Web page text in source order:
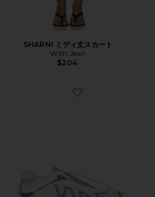
SHARNI ミディ丈スカート
With Jean
$204
Favorite XT-WHISPER